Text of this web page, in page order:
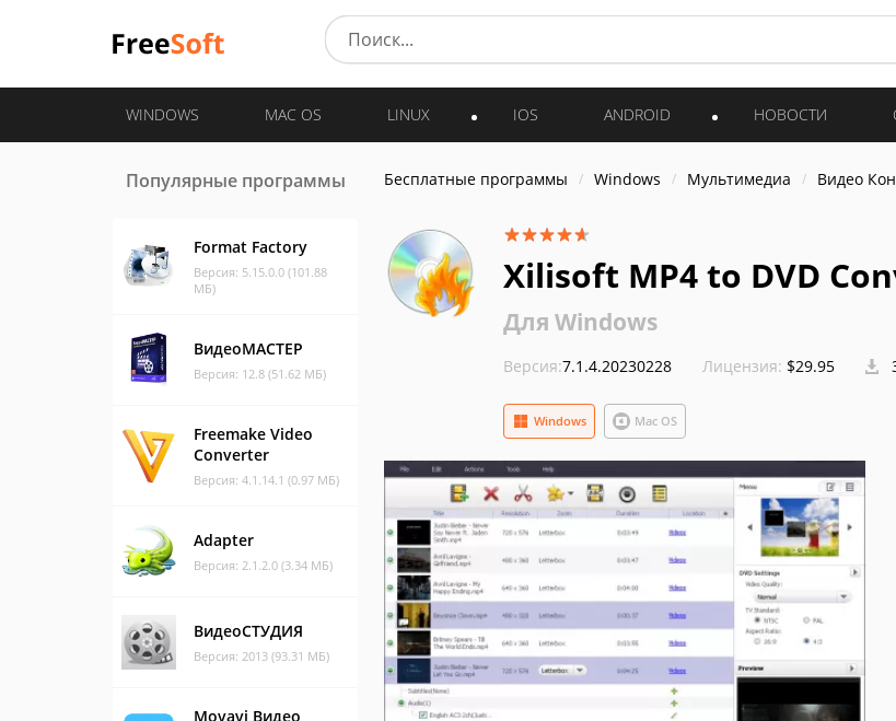
WINDOWS MAC OS LINUX IOS ANDROID НОВОСТИ
Популярные программы
Format Factory
Версия: 5.15.0.0 (101.88
МБ)
ВидеоМАСТЕР
Версия: 12.8 (51.62 МБ)
Freemake Video
Converter
Версия: 4.1.14.1 (0.97 МБ)
Adapter
Версия: 2.1.2.0 (3.34 МБ)
ВидеоСТУДИЯ
Версия: 2013 (93.31 МБ)
Movavi Видео
Бесплатные программы Windows Мультимедиа Видео
Xilisoft MP4 to DVD
Для Windows
Версия:7.1.4.20230228 Лицензия: $29.95
Windows Mac OS